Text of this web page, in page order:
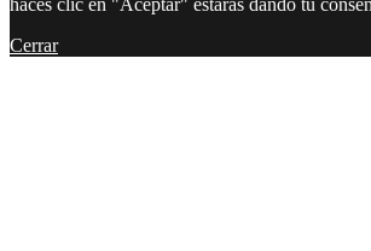
Cerrar